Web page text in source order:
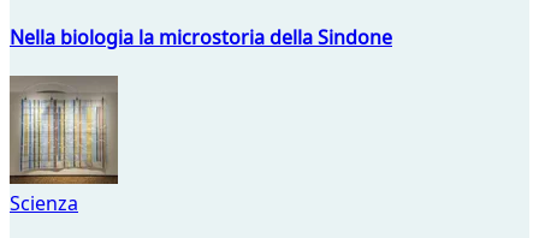
Nella biologia la microstoria della Sindone
Scienza